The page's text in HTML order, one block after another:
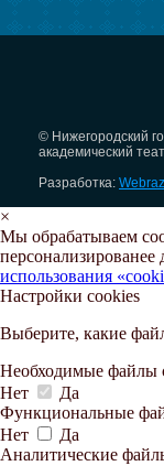
© Нижегородский
академический
Разработка:
×
Мы обрабатываем
персонализированее
использования
Настройки cookies
Выберите, какие
Необходимые файлы
Нет
Да
Функциональные
Нет
Да
Аналитические